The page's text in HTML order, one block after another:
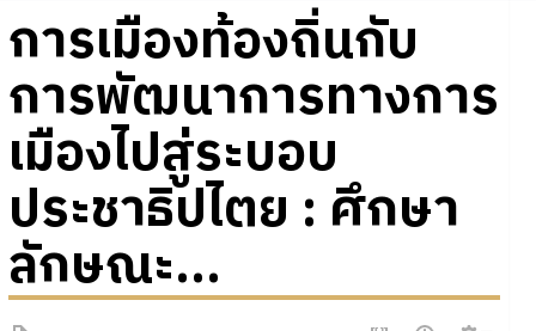
การเมืองท้องถิ่นกับ
การพัฒนาการทางการ
เมืองไปสู่ระบอบ
ประชาธิปไตย : ศึกษา
ลักษณะ...